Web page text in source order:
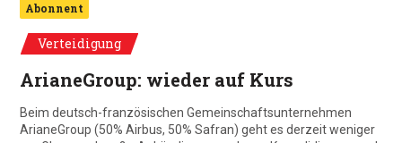
Abonnent
Verteidigung
ArianeGroup: wieder auf Kurs
Beim deutsch-französischen Gemeinschaftsunternehmen
ArianeGroup (50% Airbus, 50% Safran) geht es derzeit weniger